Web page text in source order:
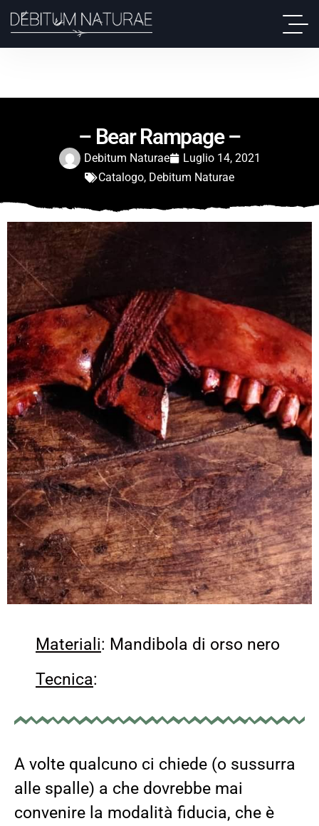
– Bear Rampage –
Debitum Naturae
Luglio 14, 2021
Catalogo, Debitum Naturae
Materiali: Mandibola di orso nero
Tecnica:
A volte qualcuno ci chiede (o sussurra
alle spalle) a che dovrebbe mai
convenire la modalità fiducia, che è